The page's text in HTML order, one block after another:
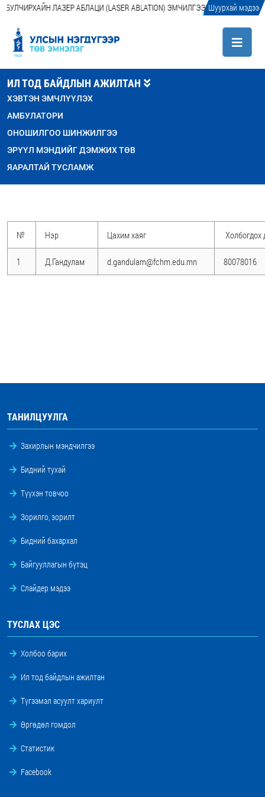
ЛАЗЕР АБЛАЦИ (LASER ABLATION) ЭМЧИЛГЭЭГ АМЖИЛТТАЙ
Шуурхай мэдээ
ИЛ ТОД БАЙДЛЫН АЖИЛТАН
ХЭВТЭН ЭМЧЛҮҮЛЭХ
АМБУЛАТОРИ
ОНОШИЛГОО ШИНЖИЛГЭЭ
ЭРҮҮЛ МЭНДИЙГ ДЭМЖИХ ТӨВ
ЯАРАЛТАЙ ТУСЛАМЖ
№ Нэр Цахим хаяг Холбогдох
1 Д.Гандулам d.gandulam@fchm.edu.mn 80078016
ТАНИЛЦУУЛГА
Захирлын мэндчилгээ
Бидний тухай
Түүхэн товчоо
Зорилго, зорилт
Бидний бахархал
Байгууллагын бүтэц
Слайдер мэдээ
ТУСЛАХ ЦЭС
Холбоо барих
Ил тод байдлын ажилтан
Түгээмэл асуулт хариулт
Өргөдөл гомдол
Статистик
Facebook